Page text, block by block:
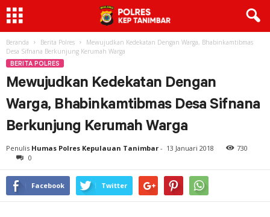
Beranda Berita Polres
Mewujudkan Kedekatan Dengan Warga, Bhabinkamtibmas
Desa Sifnana Berkunjung Kerumah Warga
BERITA POLRES
Mewujudkan Kedekatan Dengan
Warga, Bhabinkamtibmas Desa Sifnana
Berkunjung Kerumah Warga
Penulis Humas Polres Kepulauan Tanimbar - 13 Januari 2018
730
0
Facebook Twitter